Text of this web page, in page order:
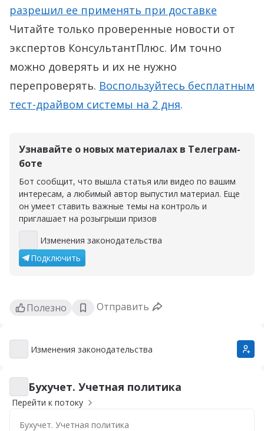
разрешил ее применять при доставке
Читайте только проверенные новости от
экспертов КонсультантПлюс. Им точно
можно доверять и их не нужно
перепроверять. Воспользуйтесь бесплатным
тест-драйвом системы на 2 дня.
Узнавайте о новых материалах в Телеграм-
боте
Бот сообщит, что вышла статья или видео по вашим
интересам, а любимый автор выпустил материал. Еще
он умеет ставить важные темы на контроль и
приглашает на розыгрыши призов
Изменения законодательства
Изменения законодательства
Подключить
Полезно Отправить
Изменения законодательства
Изменения законодательства
Бухучет. Учетная политика
Бухучет. Учетная политика
Перейти к потоку
Бухучет. Учетная политика